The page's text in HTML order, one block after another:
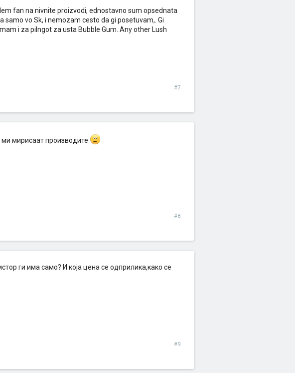
fan na nivnite proizvodi, ednostavno sum opsednata
samo vo Sk, i nemozam cesto da gi posetuvam,. Gi
i za pilngot za usta Bubble Gum. Any other Lush
#7
мирисаат производите
#8
ги има само? И која цена се одприлика,како се
#9